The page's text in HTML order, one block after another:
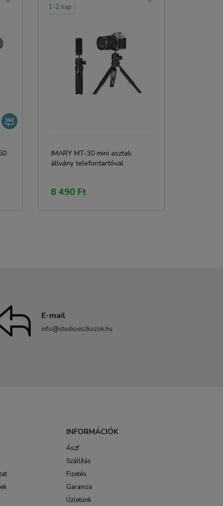
1-2 nap
JMARY MT-30 mini asztali
állvány telefontartóval
8 490 Ft
E-mail
info@studioeszkozok.hu
INFORMÁCIÓK
Ászf
Szállítás
Fizetés
Garancia
Üzletünk